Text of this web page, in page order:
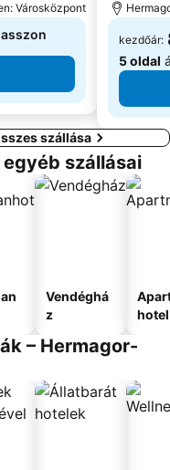
Városközpont
kezdőár:
5 oldal
szállása
szállásai
Vendéghá
z
hotel
– Hermagor-